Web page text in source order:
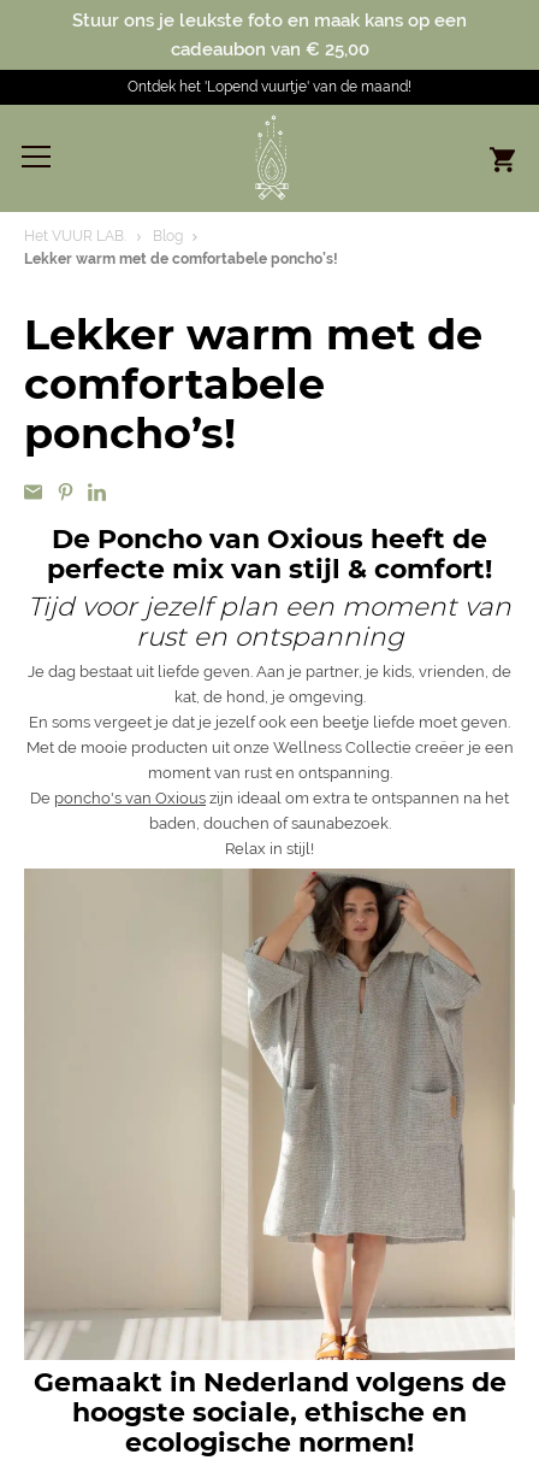
Stuur ons je leukste foto en maak kans op een
cadeaubon van € 25,00
Ontdek het 'Lopend vuurtje' van de maand!
Het VUUR LAB.
Blog
Lekker warm met de comfortabele poncho’s!
Lekker warm met de
comfortabele
poncho’s!
De Poncho van Oxious heeft de
perfecte mix van stijl & comfort!
Tijd voor jezelf plan een moment van
rust en ontspanning
Je dag bestaat uit liefde geven. Aan je partner, je kids, vrienden, de
kat, de hond, je omgeving.
En soms vergeet je dat je jezelf ook een beetje liefde moet geven.
Met de mooie producten uit onze Wellness Collectie creëer je een
moment van rust en ontspanning.
De poncho's van Oxious zijn ideaal om extra te ontspannen na het
baden, douchen of saunabezoek.
Relax in stijl!
Gemaakt in Nederland volgens de
hoogste sociale, ethische en
ecologische normen!